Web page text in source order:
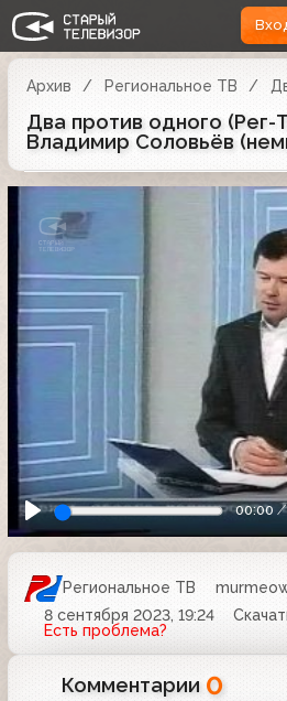
Архив Региональное ТВ
Два против одного (Рег-
Владимир Соловьёв
00:00
Региональное ТВ
8 сентября 2023, 19:24
Есть проблема?
Комментарии 0